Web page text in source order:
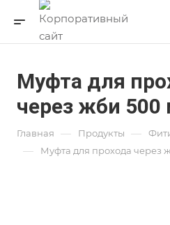
Муфта для
через жби
Главная — Продукты —
— Муфта для прохода через